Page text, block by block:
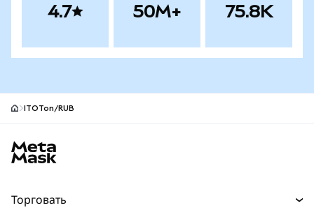
4.7 50M+ 75.8K
ITOTon/RUB
Торговать